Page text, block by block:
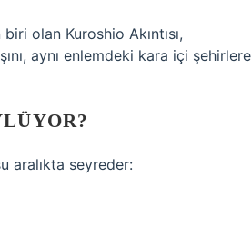
olan Kuroshio Akıntısı,
aynı enlemdeki kara içi şehirlere
aralıkta seyreder: